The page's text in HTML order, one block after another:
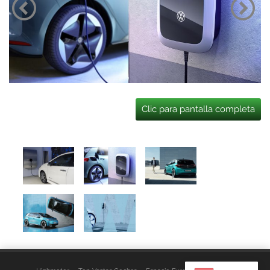
Clic para pantalla completa